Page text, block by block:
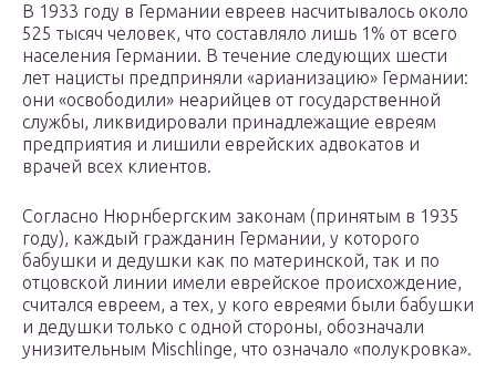
В 1933 году в Германии евреев насчитывалось около
525 тысяч человек, что составляло лишь 1% от всего
населения Германии. В течение следующих шести
лет нацисты предприняли «арианизацию» Германии:
они «освободили» неарийцев от государственной
службы, ликвидировали принадлежащие евреям
предприятия и лишили еврейских адвокатов и
врачей всех клиентов.
Согласно Нюрнбергским законам (принятым в 1935
году), каждый гражданин Германии, у которого
бабушки и дедушки как по материнской, так и по
отцовской линии имели еврейское происхождение,
считался евреем, а тех, у кого евреями были бабушки
и дедушки только с одной стороны, обозначали
унизительным Mischlinge, что означало «полукровка».